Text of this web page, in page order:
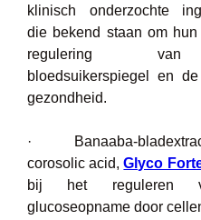
klinisch onderzochte
die bekend staan om
regulering
bloedsuikerspiegel en
gezondheid.
·         Banaaba-
corosolic acid, Glyco
bij het reguleren
glucoseopname door